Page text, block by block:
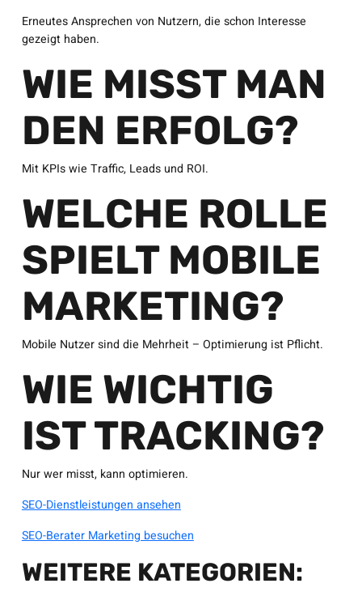
Erneutes Ansprechen von Nutzern, die schon Interesse
gezeigt haben.
WIE MISST MAN
DEN ERFOLG?
Mit KPIs wie Traffic, Leads und ROI.
WELCHE ROLLE
SPIELT MOBILE
MARKETING?
Mobile Nutzer sind die Mehrheit – Optimierung ist Pflicht.
WIE WICHTIG
IST TRACKING?
Nur wer misst, kann optimieren.
SEO-Dienstleistungen ansehen
SEO-Berater Marketing besuchen
WEITERE KATEGORIEN: